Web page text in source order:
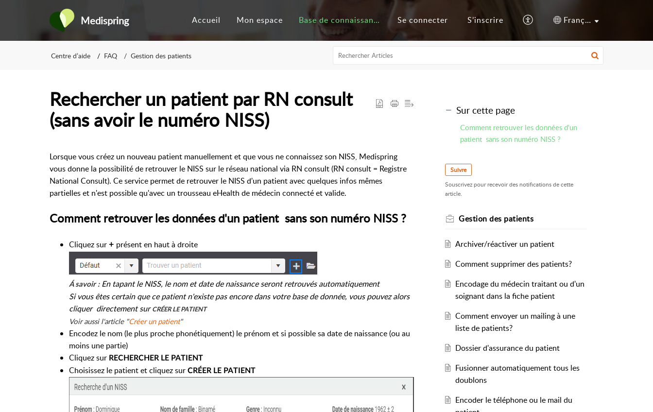
Medispring Accueil Mon espace Base de connaissances Se connecter S’inscrire Français (France)
Centre d’aide FAQ Gestion des patients
Rechercher un patient par RN consult
(sans avoir le numéro NISS)
Lorsque vous créez un nouveau patient manuellement et que vous ne connaissez son NISS, Medispring
vous donne la possibilité de retrouver le NISS sur le réseau national via RN consult (RN consult = Registre
National Consult). Ce service permet de retrouver le NISS d'un patient avec quelques infos mêmes
partielles et n'est possible qu'avec un trousseau eHealth de médecin connecté et valide.
Comment retrouver les données d'un patient sans son numéro NISS ?
Cliquez sur + présent en haut à droite
Á savoir :En tapant le NISS, le nom et date de naissance seront retrouvés automatiquement
Si vous êtes certain que ce patient n'existe pas encore dans votre base de donnée, vous pouvez alors
cliquer directement sur CRÉER LE PATIENT
Voir aussi l'article "Créer un patient"
Encodez le nom (le plus proche phonétiquement) le prénom et si possible sa date de naissance (ou au
moins une partie)
Cliquez sur RECHERCHER LE PATIENT
Choisissez le patient et cliquez sur CRÉER LE PATIENT
Sur cette page
Comment retrouver les données d'un
patient sans son numéro NISS ?
Suivre
Souscrivez pour recevoir des notifications de cette
article.
Gestion des patients
Archiver/réactiver un patient
Comment supprimer des patients?
Encodage du médecin traitant ou d'un
soignant dans la fiche patient
Comment envoyer un mailing à une
liste de patients?
Dossier d'assurance du patient
Fusionner automatiquement tous les
doublons
Encoder le téléphone ou le mail du